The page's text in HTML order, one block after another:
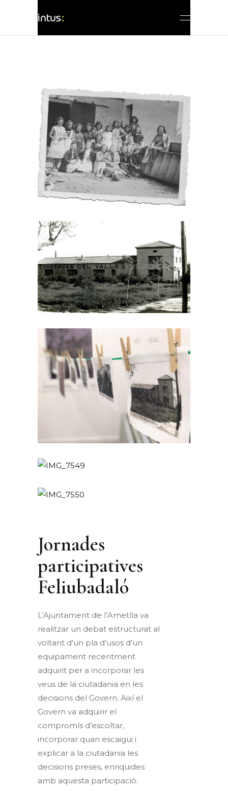
Jornades
participatives
Feliubadaló
L’Ajuntament de l’Ametlla va
realitzar un debat estructurat al
voltant d’un pla d’usos d’un
equipament recentment
adquirit per a incorporar les
veus de la ciutadania en les
decisions del Govern. Així el
Govern va adquirir el
compromís d’escoltar,
incorporar quan escaigui i
explicar a la ciutadania les
decisions preses, enriquides
amb aquesta participació.